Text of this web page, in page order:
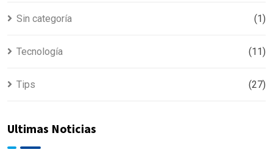
Sin categoría (1)
Tecnología (11)
Tips (27)
Ultimas Noticias